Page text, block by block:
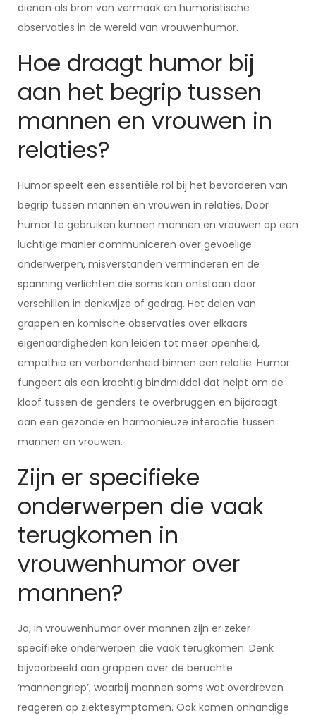
dienen als bron van vermaak en humoristische
observaties in de wereld van vrouwenhumor.
Hoe draagt humor bij
aan het begrip tussen
mannen en vrouwen in
relaties?
Humor speelt een essentiële rol bij het bevorderen van
begrip tussen mannen en vrouwen in relaties. Door
humor te gebruiken kunnen mannen en vrouwen op een
luchtige manier communiceren over gevoelige
onderwerpen, misverstanden verminderen en de
spanning verlichten die soms kan ontstaan door
verschillen in denkwijze of gedrag. Het delen van
grappen en komische observaties over elkaars
eigenaardigheden kan leiden tot meer openheid,
empathie en verbondenheid binnen een relatie. Humor
fungeert als een krachtig bindmiddel dat helpt om de
kloof tussen de genders te overbruggen en bijdraagt
aan een gezonde en harmonieuze interactie tussen
mannen en vrouwen.
Zijn er specifieke
onderwerpen die vaak
terugkomen in
vrouwenhumor over
mannen?
Ja, in vrouwenhumor over mannen zijn er zeker
specifieke onderwerpen die vaak terugkomen. Denk
bijvoorbeeld aan grappen over de beruchte
‘mannengriep’, waarbij mannen soms wat overdreven
reageren op ziektesymptomen. Ook komen onhandige